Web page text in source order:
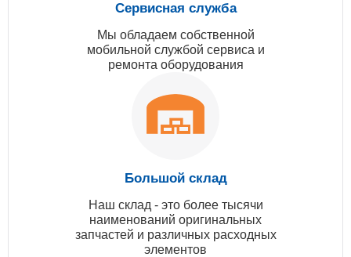
Сервисная служба
Мы обладаем собственной
мобильной службой сервиса и
ремонта оборудования
Большой склад
Наш склад - это более тысячи
наименований оригинальных
запчастей и различных расходных
элементов